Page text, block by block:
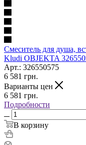
Смеситель для душа,
Kludi OBJEKTA
Арт.: 326550575
6 581 грн.
Варианты цен
6 581 грн.
Подробности
В корзину